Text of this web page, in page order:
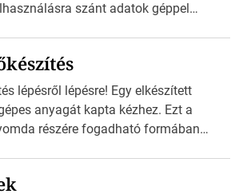
szánt adatok géppel
egy QR-kód-leolvasó
és dekódolni képes az URL-
a telefon böngészőjét a cég
beolvasása után a felhasználó
lépésről lépésre! Egy elkészített
anyagát kapta kézhez. Ezt a
részére fogadható formában
vektorgrafika. *Hirdetés Minden